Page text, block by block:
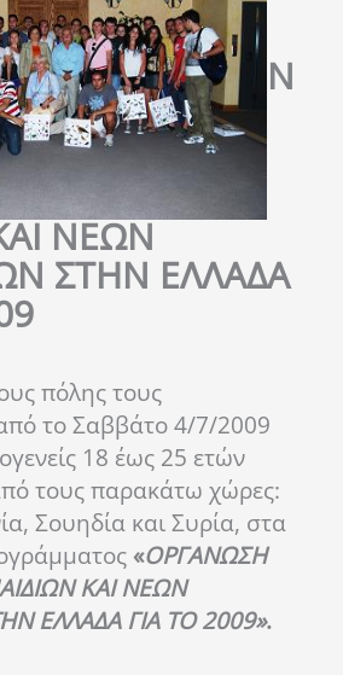
Ν
ΝΕΩΝ
ΣΤΗΝ ΕΛΛΑΔΑ
πόλης τους
το Σαββάτο 4/7/2009
18 έως 25 ετών
τους παρακάτω χώρες:
Σουηδία και Συρία, στα
«ΟΡΓΑΝΩΣΗ
ΚΑΙ ΝΕΩΝ
ΕΛΛΑΔΑ ΓΙΑ ΤΟ 2009».